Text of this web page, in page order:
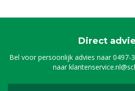
Direct
Bel voor persoonlijk advies naar0497-
naar